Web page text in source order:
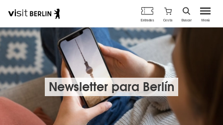
Pasar
al
contenido
principal
Portal
oficial
de
turismo
de
Berlín
Menú
Entradas Cesta Buscar
Newsletter para Berlín